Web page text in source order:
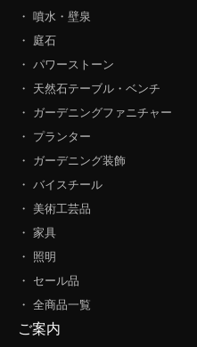
・ 噴水・壁泉
・ 庭石
・ パワーストーン
・ 天然石テーブル・ベンチ
・ ガーデニングファニチャー
・ プランター
・ ガーデニング装飾
・ バイスチール
・ 美術工芸品
・ 家具
・ 照明
・ セール品
・ 全商品一覧
ご案内